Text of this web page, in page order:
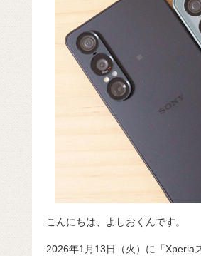
k
こんにちは、よしおくんです。
2026年1月13日（火）に「Xperia